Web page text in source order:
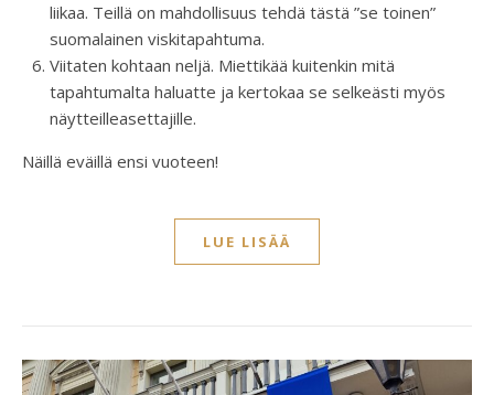
liikaa. Teillä on mahdollisuus tehdä tästä ”se toinen”
suomalainen viskitapahtuma.
Viitaten kohtaan neljä. Miettikää kuitenkin mitä
tapahtumalta haluatte ja kertokaa se selkeästi myös
näytteilleasettajille.
Näillä eväillä ensi vuoteen!
LUE LISÄÄ